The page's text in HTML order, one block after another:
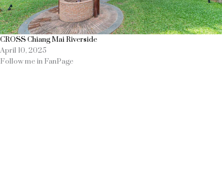
CROSS Chiang Mai Riverside
April 10, 2025
Follow me in FanPage